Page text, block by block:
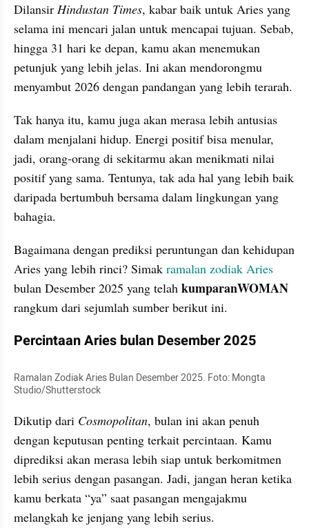
Dilansir Hindustan Times, kabar baik untuk Aries yang
selama ini mencari jalan untuk mencapai tujuan. Sebab,
hingga 31 hari ke depan, kamu akan menemukan
petunjuk yang lebih jelas. Ini akan mendorongmu
menyambut 2026 dengan pandangan yang lebih terarah.
Tak hanya itu, kamu juga akan merasa lebih antusias
dalam menjalani hidup. Energi positif bisa menular,
jadi, orang-orang di sekitarmu akan menikmati nilai
positif yang sama. Tentunya, tak ada hal yang lebih baik
daripada bertumbuh bersama dalam lingkungan yang
bahagia.
Bagaimana dengan prediksi peruntungan dan kehidupan
Aries yang lebih rinci? Simak ramalan zodiak Aries
bulan Desember 2025 yang telah
rangkum dari sejumlah sumber berikut ini.
Percintaan Aries bulan Desember 2025
Ramalan Zodiak Aries Bulan Desember 2025. Foto: Mongta
Studio/Shutterstock
Dikutip dari Cosmopolitan, bulan ini akan penuh
dengan keputusan penting terkait percintaan. Kamu
diprediksi akan merasa lebih siap untuk berkomitmen
lebih serius dengan pasangan. Jadi, jangan heran ketika
kamu berkata “ya” saat pasangan mengajakmu
melangkah ke jenjang yang lebih serius.